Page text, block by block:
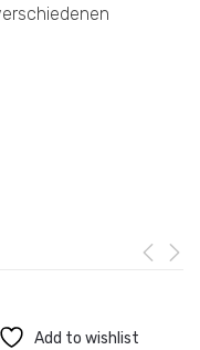
Add to wishlist